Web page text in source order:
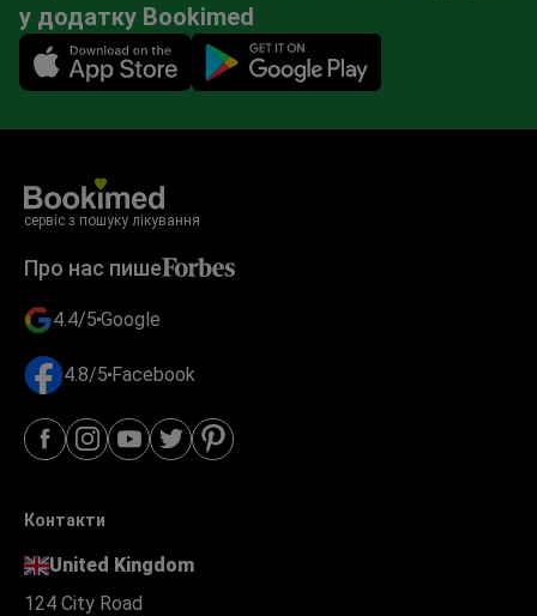
у додатку Bookimed
Mobile app illustration
сервіс з пошуку лікування
Про нас пише
4.4/5 Google
4.8/5 Facebook
Контакти
United Kingdom
124 City Road